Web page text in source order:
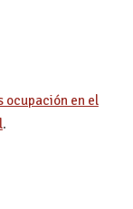
ocupación en el
.